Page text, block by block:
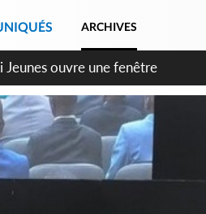
ARCHIVES
obtiennent un accord avec la